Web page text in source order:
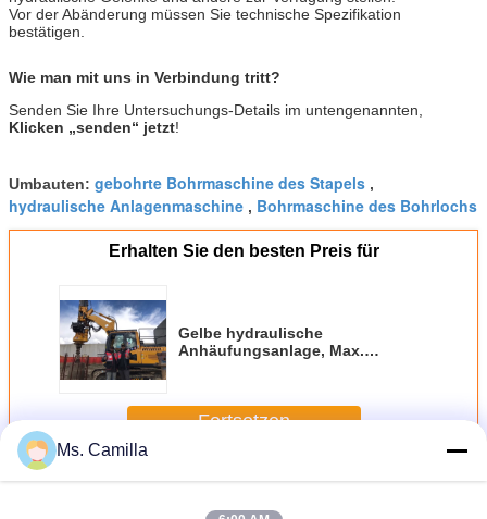
Vor der Abänderung müssen Sie technische Spezifikation
bestätigen.
Wie man mit uns in Verbindung tritt?
Senden Sie Ihre Untersuchungs-Details im untengenannten,
Klicken „senden“ jetzt!
Umbauten: gebohrte Bohrmaschine des Stapels ,
hydraulische Anlagenmaschine , Bohrmaschine des Bohrlochs
Erhalten Sie den besten Preis für
Gelbe hydraulische
Anhäufungsanlage, Max.
bohrmaschine-max.
Bohrdurchmesser-1200mm.
Fortsetzen
MehrHydraulische Piling-Rig
Ms. Camilla